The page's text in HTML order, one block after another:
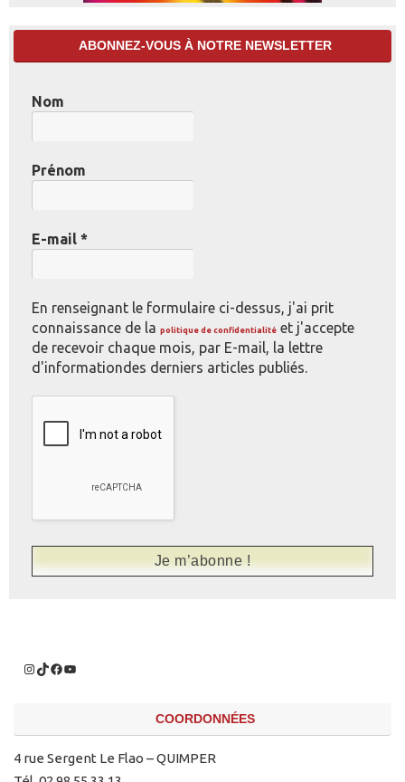
ABONNEZ-VOUS À NOTRE NEWSLETTER
Nom
Prénom
E-mail *
En renseignant le formulaire ci-dessus, j'ai prit
connaissance de la politique de confidentialité et j'accepte
de recevoir chaque mois, par E-mail, la lettre
d'informationdes derniers articles publiés.
COORDONNÉES
4 rue Sergent Le Flao – QUIMPER